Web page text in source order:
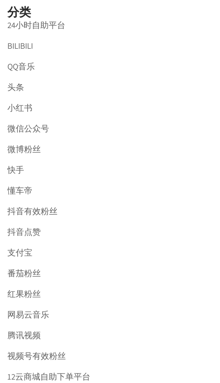
分类
24小时自助平台
BILIBILI
QQ音乐
头条
小红书
微信公众号
微博粉丝
快手
懂车帝
抖音有效粉丝
抖音点赞
支付宝
番茄粉丝
红果粉丝
网易云音乐
腾讯视频
视频号有效粉丝
12云商城自助下单平台